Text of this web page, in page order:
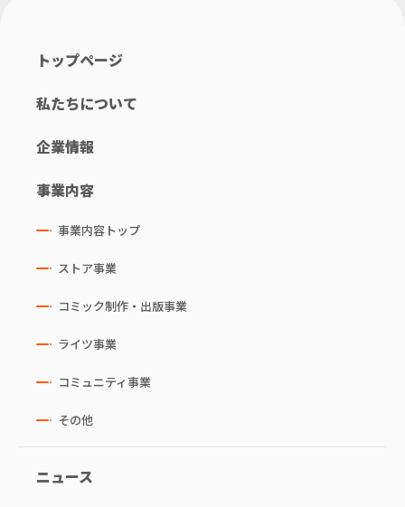
トップページ
私たちについて
企業情報
事業内容
事業内容トップ
ストア事業
コミック制作・出版事業
ライツ事業
コミュニティ事業
その他
ニュース